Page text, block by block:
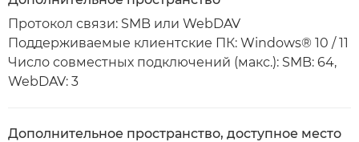
Протокол связи: SMB или WebDAV
Поддерживаемые клиентские ПК: Windows® 10 / 11
Число совместных подключений (макс.): SMB: 64,
WebDAV: 3
Дополнительное пространство, доступное место